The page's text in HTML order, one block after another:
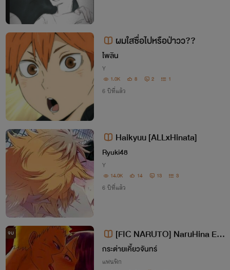
ผมใสซื่อไปหรือป่าวว??
ไพลิน
Y
1.0K 8 2 1
6 ปีที่แล้ว
Haikyuu [ALLxHinata]
Ryuki48
Y
14.0K 14 13 3
6 ปีที่แล้ว
จบ
[FIC NARUTO] NaruHina EN
D
กระต่ายเคี้ยวจันทร์
แฟนฟิก